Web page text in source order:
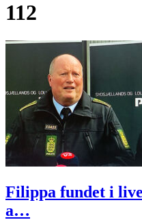
112
Filippa fundet i
a…